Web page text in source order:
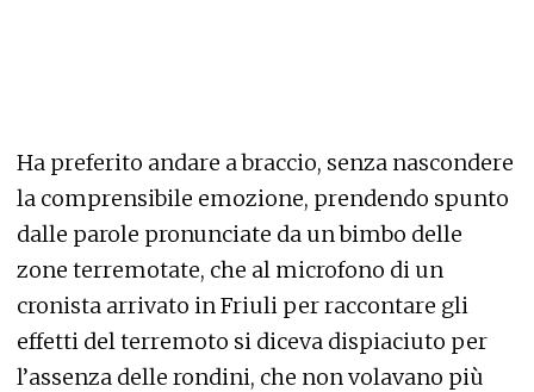
Ha preferito andare a braccio, senza nascondere
la comprensibile emozione, prendendo spunto
dalle parole pronunciate da un bimbo delle
zone terremotate, che al microfono di un
cronista arrivato in Friuli per raccontare gli
effetti del terremoto si diceva dispiaciuto per
l’assenza delle rondini, che non volavano più